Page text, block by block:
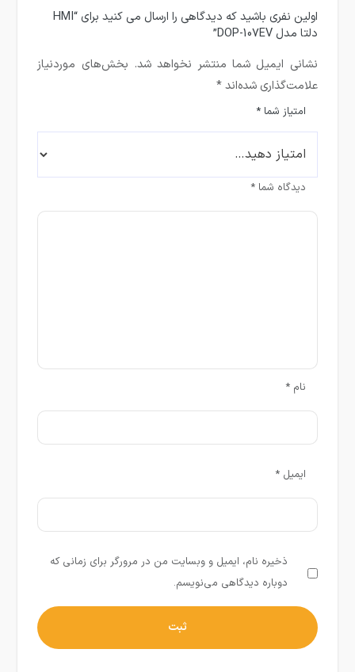
اولین نفری باشید که دیدگاهی را ارسال می کنید برای “HMI
دلتا مدل DOP-107EV”
نشانی ایمیل شما منتشر نخواهد شد. بخش‌های موردنیاز
علامت‌گذاری شده‌اند*
امتیاز شما*
دیدگاه شما*
نام*
ایمیل*
ذخیره نام، ایمیل و وبسایت من در مرورگر برای زمانی که
دوباره دیدگاهی می‌نویسم.